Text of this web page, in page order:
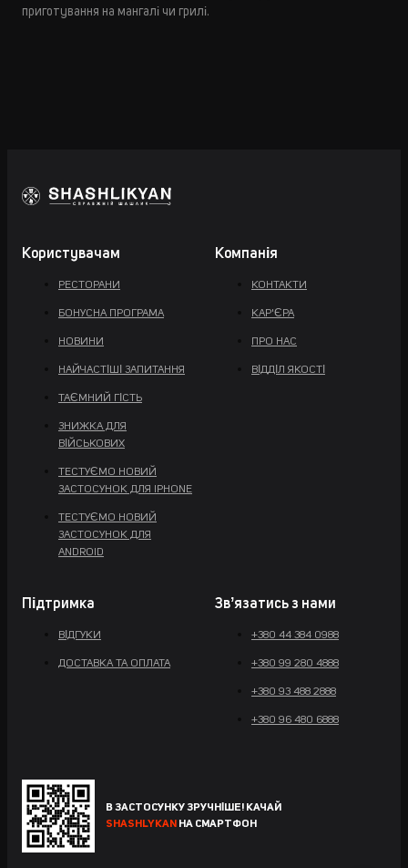
приготування на мангалі чи грилі.
Користувачам
РЕСТОРАНИ
БОНУСНА ПРОГРАМА
НОВИНИ
НАЙЧАСТІШІ ЗАПИТАННЯ
ТАЄМНИЙ ГІСТЬ
ЗНИЖКА ДЛЯ
ВІЙСЬКОВИХ
ТЕСТУЄМО НОВИЙ
ЗАСТОСУНОК ДЛЯ IPHONE
ТЕСТУЄМО НОВИЙ
ЗАСТОСУНОК ДЛЯ
ANDROID
Компанія
КОНТАКТИ
КАР'ЄРА
ПРО НАС
ВІДДІЛ ЯКОСТІ
Підтримка
ВІДГУКИ
ДОСТАВКА ТА ОПЛАТА
Звʼязатись з нами
+380 44 384 0988
+380 99 280 4888
+380 93 488 2888
+380 96 480 6888
В ЗАСТОСУНКУ ЗРУЧНІШЕ! КАЧАЙ
SHASHLYKAN НА СМАРТФОН